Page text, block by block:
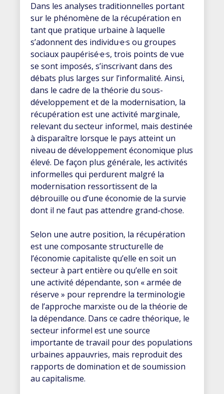
Dans les analyses traditionnelles portant
sur le phénomène de la récupération en
tant que pratique urbaine à laquelle
s’adonnent des individu·e·s ou groupes
sociaux paupérisé·e·s, trois points de vue
se sont imposés, s’inscrivant dans des
débats plus larges sur l’informalité. Ainsi,
dans le cadre de la théorie du sous-
développement et de la modernisation, la
récupération est une activité marginale,
relevant du secteur informel, mais destinée
à disparaître lorsque le pays atteint un
niveau de développement économique plus
élevé. De façon plus générale, les activités
informelles qui perdurent malgré la
modernisation ressortissent de la
débrouille ou d’une économie de la survie
dont il ne faut pas attendre grand-chose.
Selon une autre position, la récupération
est une composante structurelle de
l’économie capitaliste qu’elle en soit un
secteur à part entière ou qu’elle en soit
une activité dépendante, son « armée de
réserve » pour reprendre la terminologie
de l’approche marxiste ou de la théorie de
la dépendance. Dans ce cadre théorique, le
secteur informel est une source
importante de travail pour des populations
urbaines appauvries, mais reproduit des
rapports de domination et de soumission
au capitalisme.